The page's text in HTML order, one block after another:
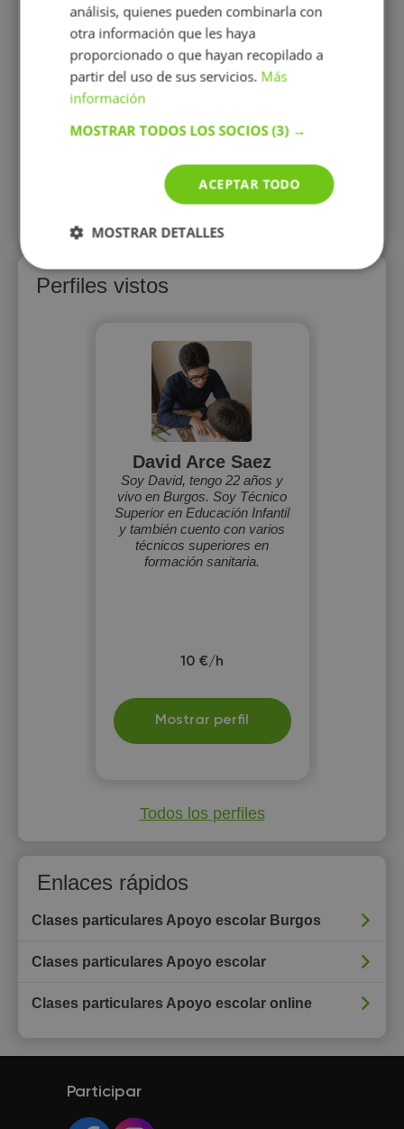
Soy graduada en Educación
Primaria con especialidad en
Educación Especial y actualmente
me encuentro estudiando el Grado
de Educación Infantil.
Mostrar perfil
Perfiles vistos
David Arce Saez
Soy David, tengo 22 años y
vivo en Burgos. Soy Técnico
Superior en Educación Infantil
y también cuento con varios
técnicos superiores en
formación sanitaria.
10 €/h
Mostrar perfil
Todos los perfiles
Enlaces rápidos
Clases particulares Apoyo escolar Burgos
Clases particulares Apoyo escolar
Clases particulares Apoyo escolar online
Participar
análisis, quienes pueden combinarla con
otra información que les haya
proporcionado o que hayan recopilado a
partir del uso de sus servicios. Más
información
MOSTRAR TODOS LOS SOCIOS(3) →
ACEPTAR TODO
MOSTRAR DETALLES